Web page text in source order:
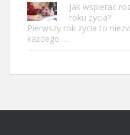
Jak wspierać
roku życia?
Pierwszy rok życia to
każdego …